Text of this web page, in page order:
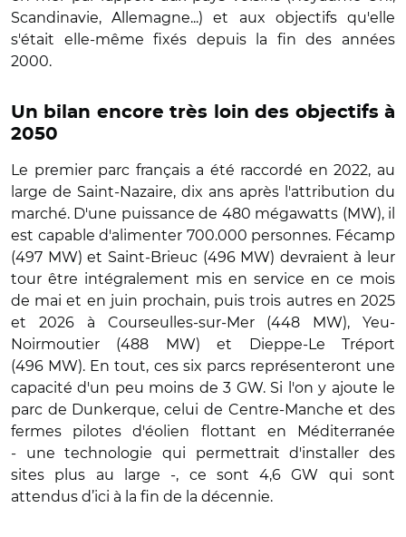
Scandinavie, Allemagne...) et aux objectifs qu'elle
s'était elle-même fixés depuis la fin des années
2000.
Un bilan encore très loin des objectifs à
2050
Le premier parc français a été raccordé en 2022, au
large de Saint-Nazaire, dix ans après l'attribution du
marché. D'une puissance de 480 mégawatts (MW), il
est capable d'alimenter 700.000 personnes. Fécamp
(497 MW) et Saint-Brieuc (496 MW) devraient à leur
tour être intégralement mis en service en ce mois
de mai et en juin prochain, puis trois autres en 2025
et 2026 à Courseulles-sur-Mer (448 MW), Yeu-
Noirmoutier (488 MW) et Dieppe-Le Tréport
(496 MW). En tout, ces six parcs représenteront une
capacité d'un peu moins de 3 GW. Si l'on y ajoute le
parc de Dunkerque, celui de Centre-Manche et des
fermes pilotes d'éolien flottant en Méditerranée
- une technologie qui permettrait d'installer des
sites plus au large -, ce sont 4,6 GW qui sont
attendus d’ici à la fin de la décennie.